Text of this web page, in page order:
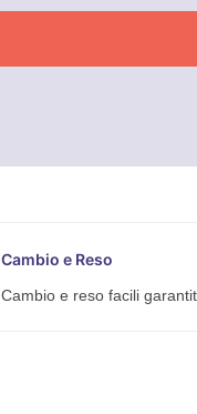
Cambio e Reso
Cambio e reso facili